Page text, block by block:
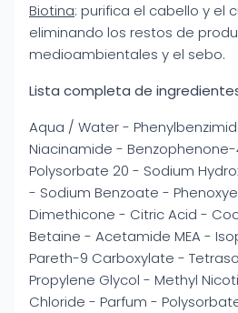
Biotina: purifica el cabello y el
eliminando los restos de
medioambientales y el sebo.
Lista completa de
Aqua / Water -
Niacinamide -
Polysorbate 20 - Sodium
- Sodium Benzoate -
Dimethicone - Citric Acid -
Betaine - Acetamide MEA -
Pareth-9 Carboxylate -
Propylene Glycol - Methyl
Chloride - Parfum -